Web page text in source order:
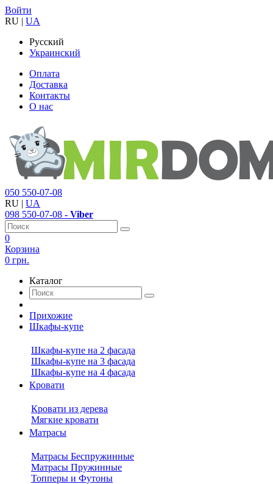
Войти
RU | UA
Русский
Украинский
Оплата
Доставка
Контакты
О нас
050 550-07-08
RU | UA
098 550-07-08 - Viber
0
Корзина
0 грн.
Каталог
Прихожие
Шкафы-купе
Шкафы-купе на 2 фасада
Шкафы-купе на 3 фасада
Шкафы-купе на 4 фасада
Кровати
Кровати из дерева
Мягкие кровати
Матрасы
Матрасы Беспружинные
Матрасы Пружинные
Топперы и Футоны